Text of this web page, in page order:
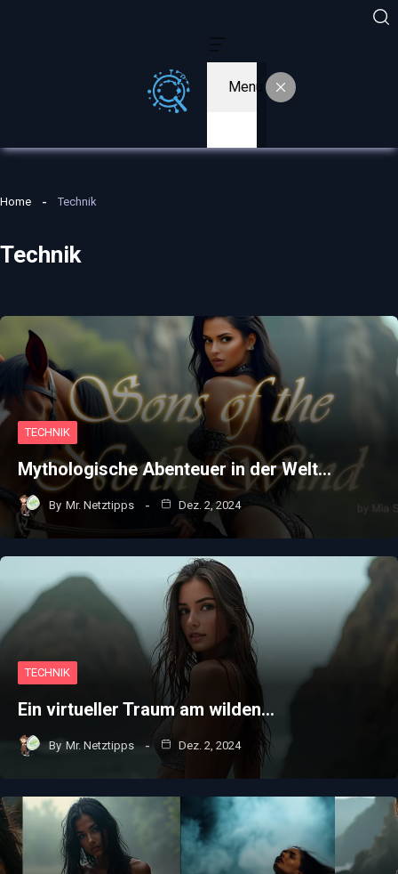
Menu
Home Technik
Technik
TECHNIK
Mythologische Abenteuer in der Welt…
By Mr. Netztipps Dez. 2, 2024
TECHNIK
Ein virtueller Traum am wilden…
By Mr. Netztipps Dez. 2, 2024